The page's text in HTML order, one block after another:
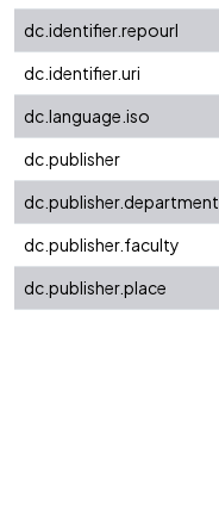
dc.identifier.repourl
dc.identifier.uri
dc.language.iso
dc.publisher
dc.publisher.department
dc.publisher.faculty
dc.publisher.place